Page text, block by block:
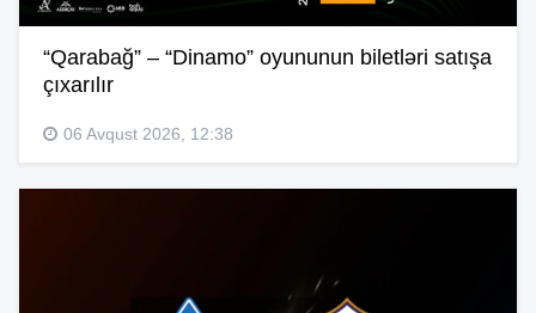
“Qarabağ” – “Dinamo” oyununun biletləri satışa
çıxarılır
06 Avqust 2026, 12:38